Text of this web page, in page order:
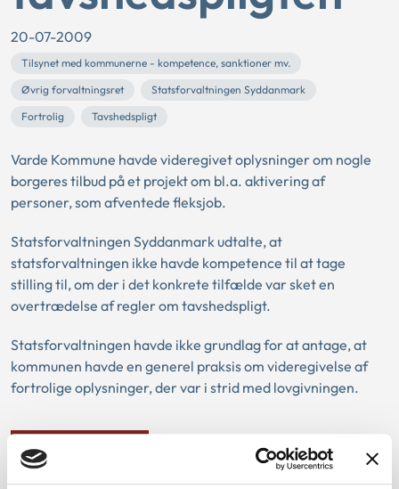
20-07-2009
Tilsynet med kommunerne - kompetence, sanktioner mv.
Øvrig forvaltningsret
Statsforvaltningen Syddanmark
Fortrolig
Tavshedspligt
Varde Kommune havde videregivet oplysninger om nogle
borgeres tilbud på et projekt om bl.a. aktivering af
personer, som afventede fleksjob.
Statsforvaltningen Syddanmark udtalte, at
statsforvaltningen ikke havde kompetence til at tage
stilling til, om der i det konkrete tilfælde var sket en
overtrædelse af regler om tavshedspligt.
Statsforvaltningen havde ikke grundlag for at antage, at
kommunen havde en generel praksis om videregivelse af
fortrolige oplysninger, der var i strid med lovgivningen.
Download PDF